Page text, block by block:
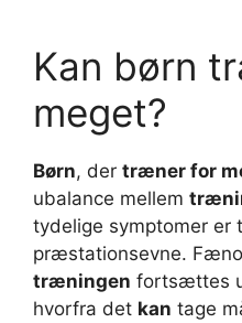
Kan børn
meget?
Børn, der træner for
ubalance mellem
tydelige symptomer
præstationsevne.
træningen fortsættes
hvorfra det kan tage